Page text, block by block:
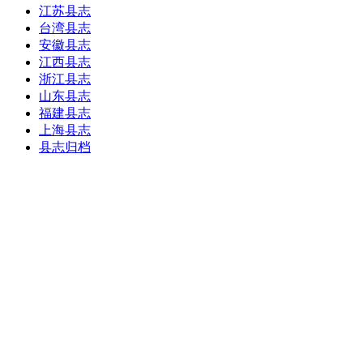
江苏县志
台湾县志
安徽县志
江西县志
浙江县志
山东县志
福建县志
上海县志
县志归档